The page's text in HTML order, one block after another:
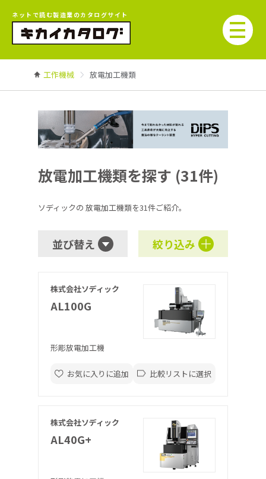
ネットで読む製造業のカタログサイト
工作機械 放電加工機類
放電加工機類を探す (31件)
ソディックの 放電加工機類を31件ご紹介。
並び替え 絞り込み
株式会社ソディック
AL100G
形彫放電加工機
お気に入りに追加 比較リストに選択
株式会社ソディック
AL40G+